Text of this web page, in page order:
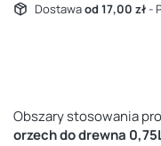
Dostawaod 17,00 zł-
Obszary stosowania
orzech do drewna